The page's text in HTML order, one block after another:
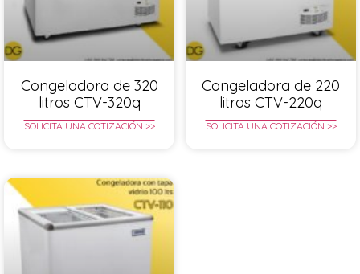
Congeladora de 320
litros CTV-320q
SOLICITA UNA COTIZACIÓN >>
Congeladora de 220
litros CTV-220q
SOLICITA UNA COTIZACIÓN >>